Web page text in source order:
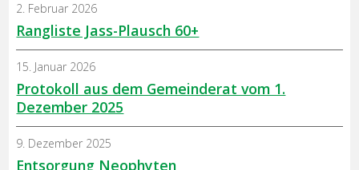
Rangliste Jass-Plausch 60+
2. Februar 2026
Protokoll aus dem Gemeinderat vom 1.
Dezember 2025
15. Januar 2026
Entsorgung Neophyten
9. Dezember 2025